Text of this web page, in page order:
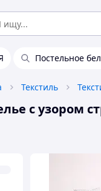
Постельное
Текстиль
с узором